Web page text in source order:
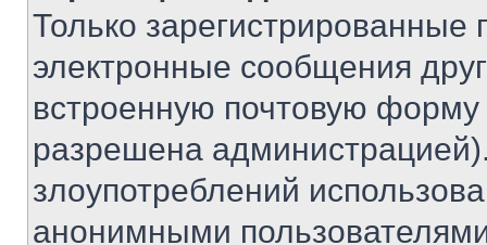
Только зарегистрированные
электронные сообщения
встроенную почтовую
разрешена
злоупотреблений
анонимными